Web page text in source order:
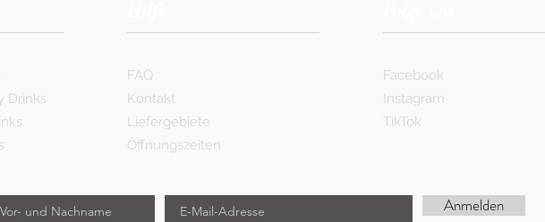
Drinks
FAQ
Kontakt
Liefergebiete
Öffnungszeiten
Facebook
Instagram
TikTok
Anmelden